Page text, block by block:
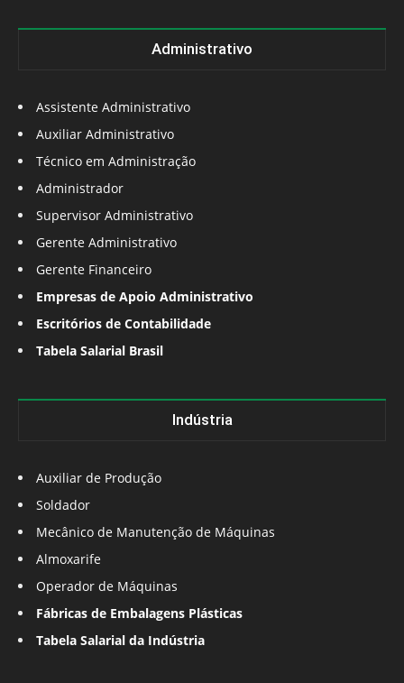
Administrativo
Assistente Administrativo
Auxiliar Administrativo
Técnico em Administração
Administrador
Supervisor Administrativo
Gerente Administrativo
Gerente Financeiro
Empresas de Apoio Administrativo
Escritórios de Contabilidade
Tabela Salarial Brasil
Indústria
Auxiliar de Produção
Soldador
Mecânico de Manutenção de Máquinas
Almoxarife
Operador de Máquinas
Fábricas de Embalagens Plásticas
Tabela Salarial da Indústria